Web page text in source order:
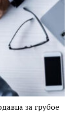
за грубое